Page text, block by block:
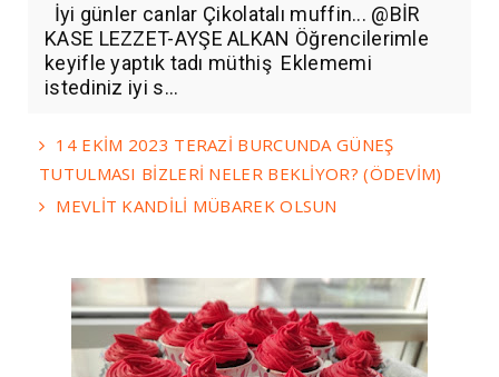
İyi günler canlar Çikolatalı muffin... @BİR
KASE LEZZET-AYŞE ALKAN Öğrencilerimle
keyifle yaptık tadı müthiş Eklememi
istediniz iyi s...
14 EKİM 2023 TERAZİ BURCUNDA GÜNEŞ
TUTULMASI BİZLERİ NELER BEKLİYOR? (ÖDEVİM)
MEVLİT KANDİLİ MÜBAREK OLSUN